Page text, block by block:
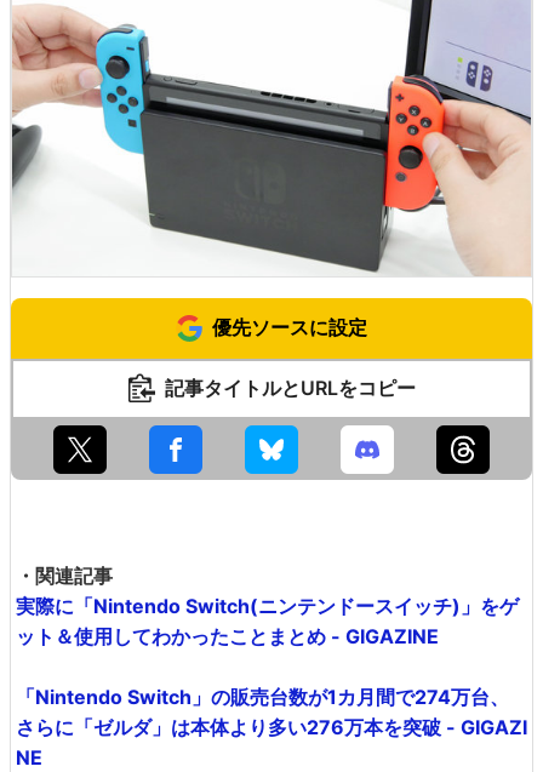
優先ソースに設定
記事タイトルとURLをコピー
・関連記事
実際に「Nintendo Switch(ニンテンドースイッチ)」をゲ
ット＆使用してわかったことまとめ - GIGAZINE
「Nintendo Switch」の販売台数が1カ月間で274万台、
さらに「ゼルダ」は本体より多い276万本を突破 - GIGAZI
NE